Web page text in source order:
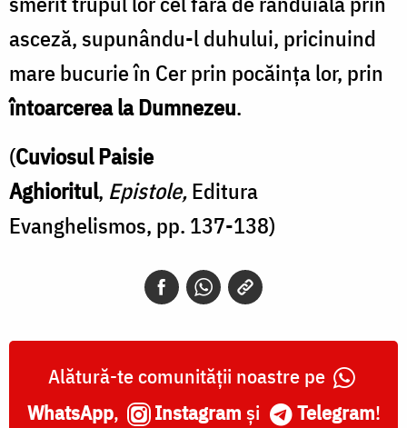
asceză, supunându-l duhului, pricinuind
mare bucurie în Cer prin pocăința lor, prin
întoarcerea la Dumnezeu.
(Cuviosul Paisie
Aghioritul, Epistole,Editura
Evanghelismos, pp. 137-138)
Alătură-te comunității noastre pe
WhatsApp, Instagram și Telegram!